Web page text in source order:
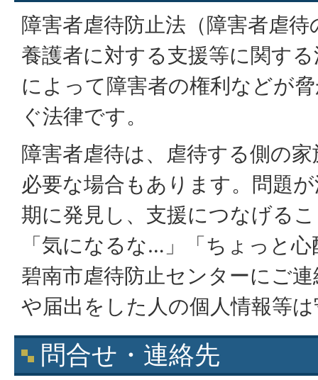
障害者虐待防止法（障害者虐
養護者に対する支援等に関す
によって障害者の権利などが
ぐ法律です。
障害者虐待は、虐待する側の
必要な場合もあります。問題
期に発見し、支援につなげる
「気になるな…」「ちょっと
碧南市虐待防止センターにご
や届出をした人の個人情報等
問合せ・連絡先